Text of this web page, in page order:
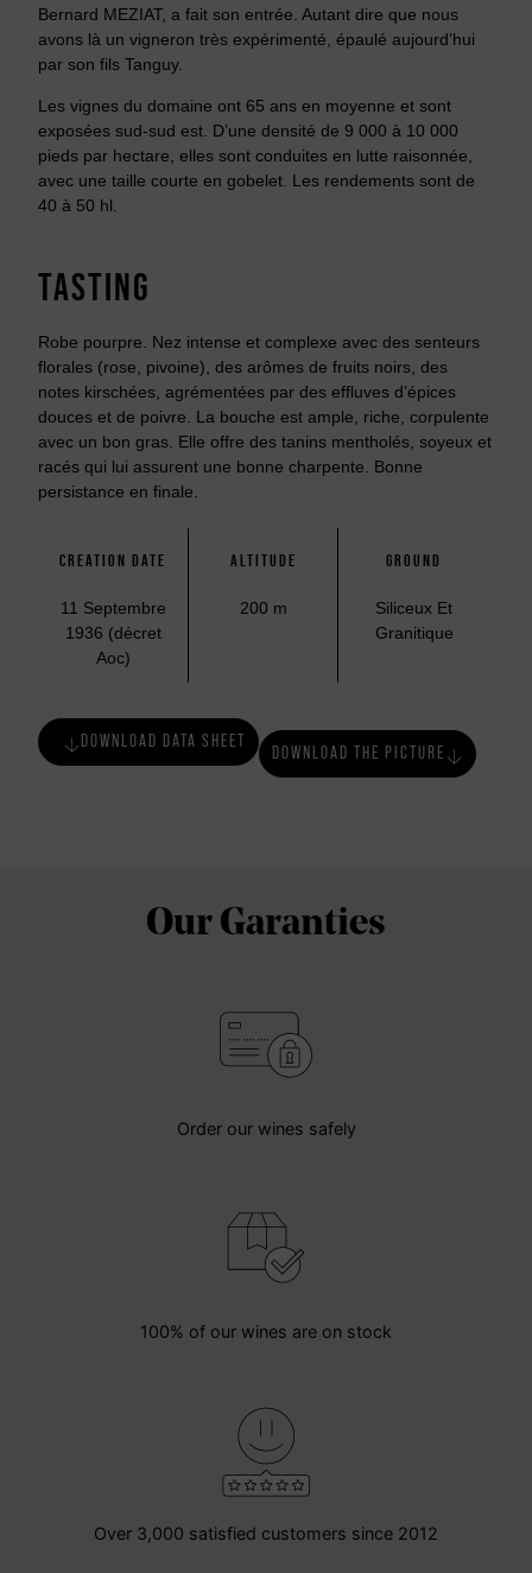
Bernard MEZIAT, a fait son entrée. Autant dire que nous
avons là un vigneron très expérimenté, épaulé aujourd’hui
par son fils Tanguy.
Les vignes du domaine ont 65 ans en moyenne et sont
exposées sud-sud est. D’une densité de 9 000 à 10 000
pieds par hectare, elles sont conduites en lutte raisonnée,
avec une taille courte en gobelet. Les rendements sont de
40 à 50 hl.
TASTING
Robe pourpre. Nez intense et complexe avec des senteurs
florales (rose, pivoine), des arômes de fruits noirs, des
notes kirschées, agrémentées par des effluves d’épices
douces et de poivre. La bouche est ample, riche, corpulente
avec un bon gras. Elle offre des tanins mentholés, soyeux et
racés qui lui assurent une bonne charpente. Bonne
persistance en finale.
CREATION DATE
11 Septembre
1936 (décret
Aoc)
ALTITUDE
200 m
GROUND
Siliceux Et
Granitique
DOWNLOAD DATA SHEET
DOWNLOAD THE PICTURE
Our Garanties
Order our wines safely
100% of our wines are on stock
Over 3,000 satisfied customers since 2012